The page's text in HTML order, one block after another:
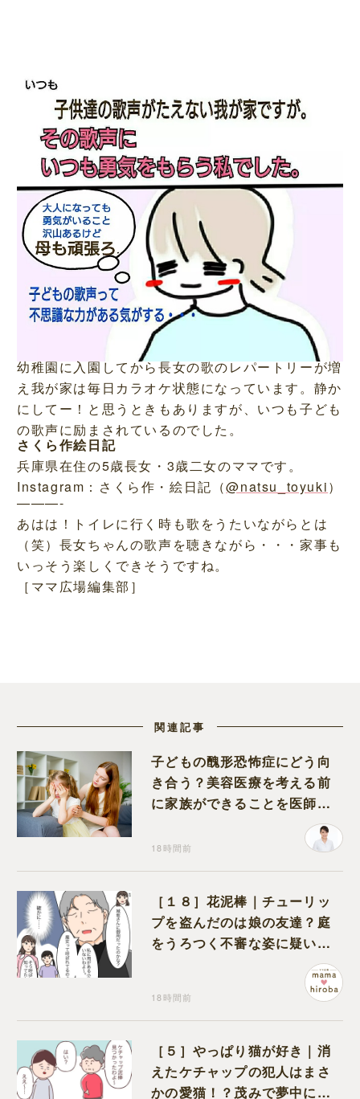
幼稚園に入園してから長女の歌のレパートリーが増
え我が家は毎日カラオケ状態になっています。静か
にしてー！と思うときもありますが、いつも子ども
の歌声に励まされているのでした。
さくら作絵日記
兵庫県在住の5歳長女・3歳二女のママです。
Instagram：さくら作・絵日記（@natsu_toyuki）
———-
あはは！トイレに行く時も歌をうたいながらとは
（笑）長女ちゃんの歌声を聴きながら・・・家事も
いっそう楽しくできそうですね。
［ママ広場編集部］
関連記事
子どもの醜形恐怖症にどう向
き合う？美容医療を考える前
に家族ができることを医師が
18時間前
［１８］花泥棒｜チューリッ
プを盗んだのは娘の友達？庭
をうろつく不審な姿に疑いが
18時間前
［５］やっぱり猫が好き｜消
えたケチャップの犯人はまさ
かの愛猫！？茂みで夢中にな